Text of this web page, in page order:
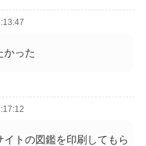
かった
トの図鑑を印刷してもら